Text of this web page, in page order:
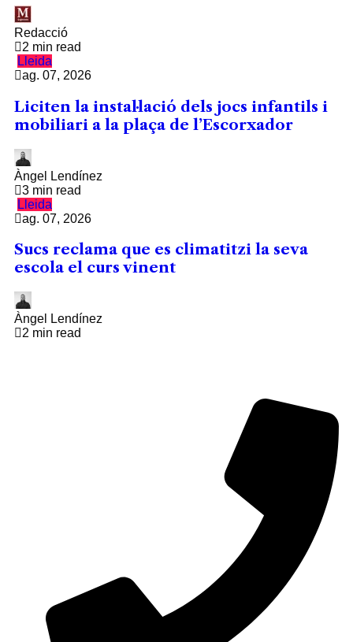
Redacció
2 min read
Lleida
ag. 07, 2026
Liciten la instal·lació dels jocs infantils i
mobiliari a la plaça de l’Escorxador
Àngel Lendínez
3 min read
Lleida
ag. 07, 2026
Sucs reclama que es climatitzi la seva
escola el curs vinent
Àngel Lendínez
2 min read